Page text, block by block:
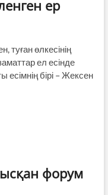
ер
туған өлкесінің
ел есінде
бірі – Жексен
форум